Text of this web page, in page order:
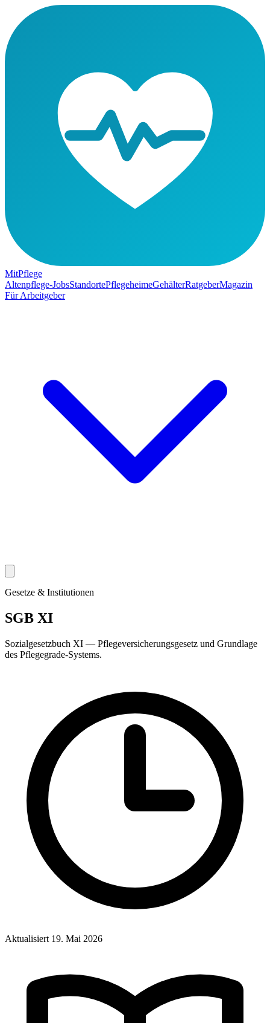
MitPflege
Altenpflege-JobsStandortePflegeheimeGehälterRatgeberMagazin
Für Arbeitgeber
Gesetze & Institutionen
SGB XI
Sozialgesetzbuch XI — Pflegeversicherungsgesetz und Grundlage
des Pflegegrade-Systems.
Aktualisiert 19. Mai 2026